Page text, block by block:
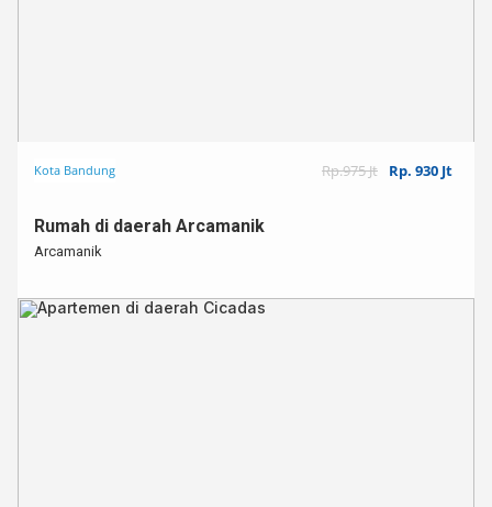
Kota Bandung Rp.975 Jt Rp. 930 Jt
Rumah di daerah Arcamanik
Arcamanik